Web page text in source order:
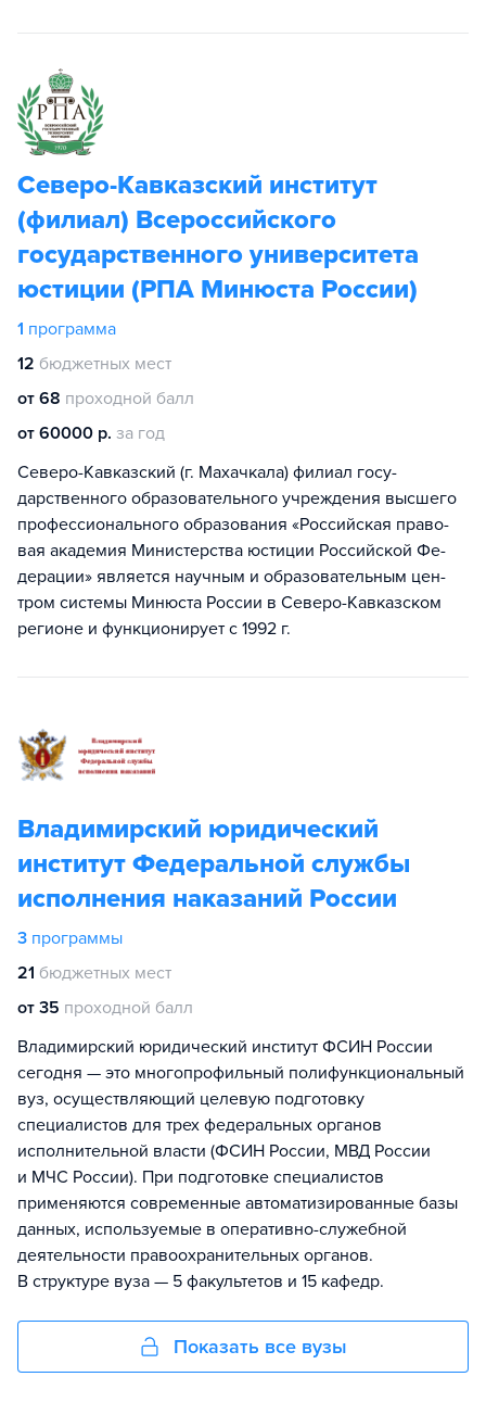
Северо-Кавказский институт
(филиал) Всероссийского
государственного университета
юстиции (РПА Минюста России)
1 программа
12 бюджетных мест
от 68 проходной балл
от 60000 р. за год
Северо-Кавказский (г. Махачкала) филиал госу­
дарственного образовательного учреждения высшего
профессионального образования «Российская право­
вая академия Министерства юстиции Российской Фе­
дерации» является научным и образовательным цен­
тром системы Минюста России в Северо-Кавказском
регионе и функционирует с 1992 г.
Владимирский юридический
институт Федеральной службы
исполнения наказаний России
3 программы
21 бюджетных мест
от 35 проходной балл
Владимирский юридический институт ФСИН России
сегодня — это многопрофильный полифункциональный
вуз, осуществляющий целевую подготовку
специалистов для трех федеральных органов
исполнительной власти (ФСИН России, МВД России
и МЧС России). При подготовке специалистов
применяются современные автоматизированные базы
данных, используемые в оперативно-служебной
деятельности правоохранительных органов.
В структуре вуза — 5 факультетов и 15 кафедр.
Показать все вузы